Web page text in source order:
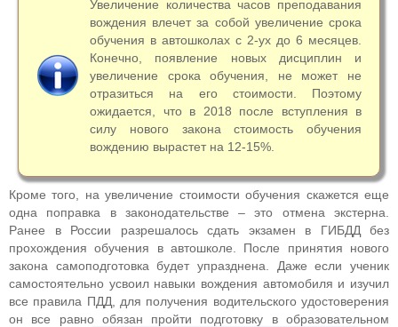
Увеличение количества часов преподавания
вождения влечет за собой увеличение срока
обучения в автошколах с 2-ух до 6 месяцев.
Конечно, появление новых дисциплин и
увеличение срока обучения, не может не
отразиться на его стоимости. Поэтому
ожидается, что в 2018 после вступления в
силу нового закона стоимость обучения
вождению вырастет на 12-15%.
Кроме того, на увеличение стоимости обучения скажется еще
одна поправка в законодательстве – это отмена экстерна.
Ранее в России разрешалось сдать экзамен в ГИБДД без
прохождения обучения в автошколе. После принятия нового
закона самоподготовка будет упразднена. Даже если ученик
самостоятельно усвоил навыки вождения автомобиля и изучил
все правила ПДД, для получения водительского удостоверения
он все равно обязан пройти подготовку в образовательном